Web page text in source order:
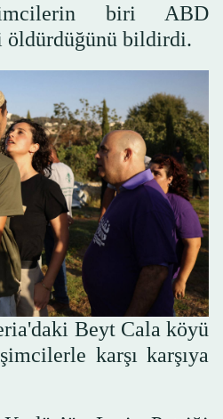
biri ABD
öldürdüğünü bildirdi.
Beyt Cala köyü
karşı karşıya